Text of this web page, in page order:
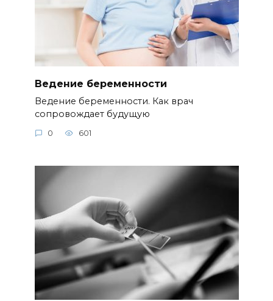
Ведение беременности
Ведение беременности. Как врач
сопровождает будущую
0 601